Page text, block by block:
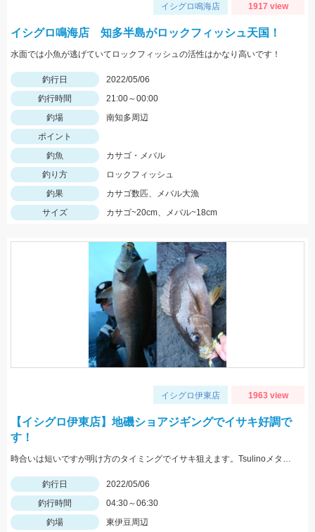
イシグロ鳴海店 1917 view
イシグロ鳴海店 知多半島がロックフィッシュ天国！
水面では小魚が逃げていてロックフィッシュの活性はかなり高いです！
釣行日
2022/05/06
釣行時間
21:00～00:00
釣場
南知多周辺
ポイント
釣魚
カサゴ・メバル
釣り方
ロックフィッシュ
釣果
カサゴ数匹、メバル大漁
サイズ
カサゴ~20cm、メバル~18cm
イシグロ伊東店 1963 view
【イシグロ伊東店】地磯ショアジギングでイサキ好調で
す！
時合いは短いですが明け方のタイミングでイサキ狙えます。Tsulinoメタルランナーリブート30ｇを使用。
釣行日
2022/05/06
釣行時間
04:30～06:30
釣場
東伊豆周辺